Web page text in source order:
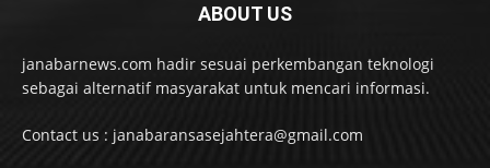
ABOUT US
janabarnews.com hadir sesuai perkembangan teknologi
sebagai alternatif masyarakat untuk mencari informasi.
Contact us : janabaransasejahtera@gmail.com